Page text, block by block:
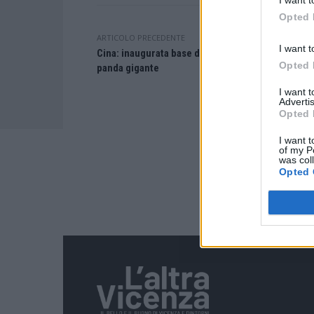
Opted
I want
Opted
I want
Opted
I want
of my
was
Opted
ARTICOLO PRECEDENTE
Cina: inaugurata base di Mianyang per
panda gigante